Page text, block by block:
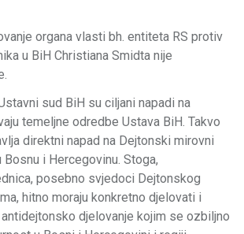
organa vlasti bh. entiteta RS protiv
u BiH Christiana Smidta nije
sud BiH su ciljani napadi na
temeljne odredbe Ustava BiH. Takvo
direktni napad na Dejtonski mirovni
i Hercegovinu. Stoga,
posebno svjedoci Dejtonskog
hitno moraju konkretno djelovati i
djelovanje kojim se ozbiljno